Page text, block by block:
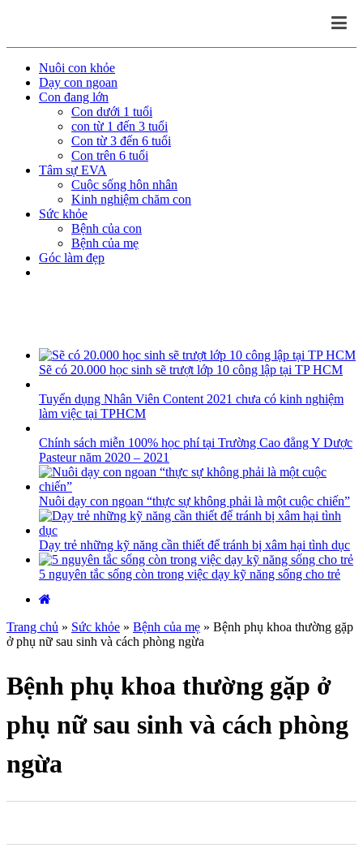
Nuôi con khỏe
Dạy con ngoan
Con đang lớn
Con dưới 1 tuổi
con từ 1 đến 3 tuổi
Con từ 3 đến 6 tuổi
Con trên 6 tuổi
Tâm sự EVA
Cuộc sống hôn nhân
Kinh nghiệm chăm con
Sức khỏe
Bệnh của con
Bệnh của mẹ
Góc làm đẹp
Sẽ có 20.000 học sinh sẽ trượt lớp 10 công lập tại TP HCM
Tuyển dụng Nhân Viên Content 2021 chưa có kinh nghiệm
làm việc tại TPHCM
Chính sách miễn 100% học phí tại Trường Cao đẳng Y Dược
Pasteur năm 2020 – 2021
Nuôi dạy con ngoan “thực sự không phải là một cuộc chiến”
Dạy trẻ những kỹ năng cần thiết để tránh bị xâm hại tình dục
5 nguyên tắc sống còn trong việc dạy kỹ năng sống cho trẻ
Trang chủ » Sức khỏe » Bệnh của mẹ » Bệnh phụ khoa thường gặp
ở phụ nữ sau sinh và cách phòng ngừa
Bệnh phụ khoa thường gặp ở
phụ nữ sau sinh và cách phòng
ngừa